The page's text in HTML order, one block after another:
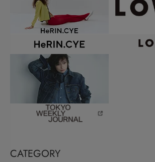
CATEGORY